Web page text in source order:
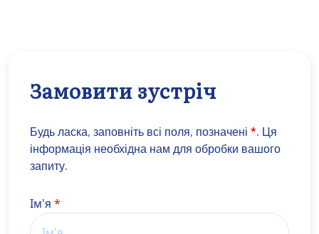
Замовити зустріч
Будь ласка, заповніть всі поля, позначені *. Ця
інформація необхідна нам для обробки вашого
запиту.
Name
Ім'я